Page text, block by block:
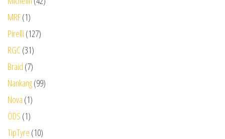
MRF(1)
Pirelli (127)
RGC(31)
Braid (7)
Nankang(99)
Nova (1)
ODS (1)
TipTyre (10)